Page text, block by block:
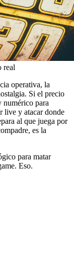
real
operativa, la
Si el precio
numérico para
live y atacar donde
al que juega por
es la
para matar
Eso.